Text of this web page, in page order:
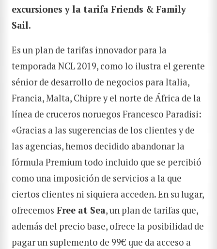
excursiones y la tarifa Friends & Family
Sail.
Es un plan de tarifas innovador para la
temporada NCL 2019, como lo ilustra el gerente
sénior de desarrollo de negocios para Italia,
Francia, Malta, Chipre y el norte de África de la
línea de cruceros noruegos Francesco Paradisi:
«Gracias a las sugerencias de los clientes y de
las agencias, hemos decidido abandonar la
fórmula Premium todo incluido que se percibió
como una imposición de servicios a la que
ciertos clientes ni siquiera acceden. En su lugar,
ofrecemos Free at Sea, un plan de tarifas que,
además del precio base, ofrece la posibilidad de
pagar un suplemento de 99€ que da acceso a